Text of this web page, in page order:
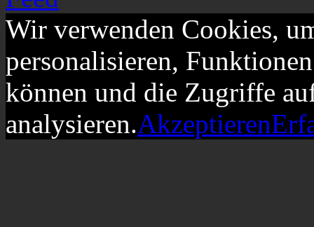
Wir verwenden Cookies,
personalisieren,
können und die Zugriffe
analysieren.Akzeptieren